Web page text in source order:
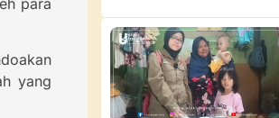
yang